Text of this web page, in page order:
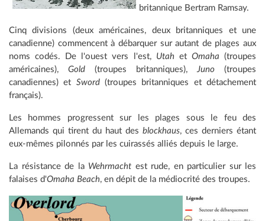
britannique Bertram Ramsay.
Cinq divisions (deux américaines, deux britanniques et une
canadienne) commencent à débarquer sur autant de plages aux
noms codés. De l'ouest vers l'est, Utah et Omaha (troupes
américaines), Gold (troupes britanniques), Juno (troupes
canadiennes) et Sword(troupes britanniques et détachement
français).
Les hommes progressent sur les plages sous le feu des
Allemands qui tirent du haut des blockhaus, ces derniers étant
eux-mêmes pilonnés par les cuirassés alliés depuis le large.
La résistance de la Wehrmacht est rude, en particulier sur les
falaises d'Omaha Beach, en dépit de la médiocrité des troupes.